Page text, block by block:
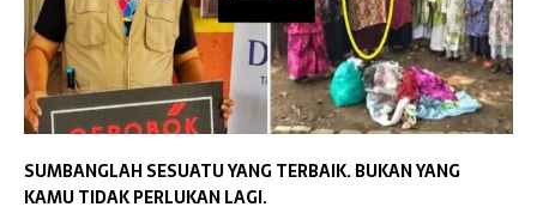
SUMBANGLAH SESUATU YANG TERBAIK. BUKAN YANG
KAMU TIDAK PERLUKAN LAGI.